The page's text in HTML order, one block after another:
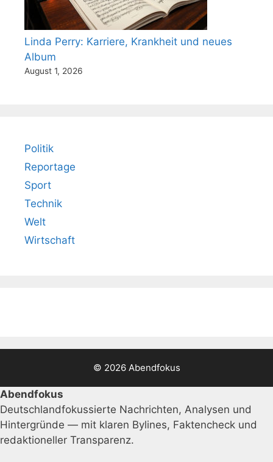
Linda Perry: Karriere, Krankheit und neues
Album
August 1, 2026
Politik
Reportage
Sport
Technik
Welt
Wirtschaft
© 2026 Abendfokus
Abendfokus
Deutschlandfokussierte Nachrichten, Analysen und
Hintergründe — mit klaren Bylines, Faktencheck und
redaktioneller Transparenz.